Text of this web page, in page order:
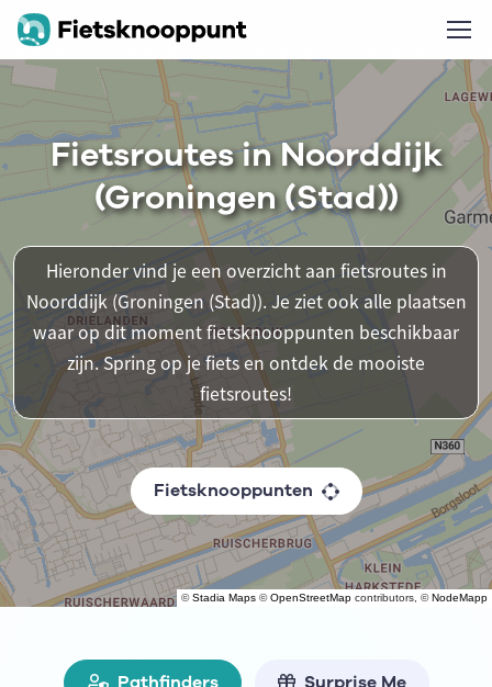
©Stadia Maps ©OpenStreetMap contributors, ©NodeMapp
Fietsroutes in Noorddijk
(Groningen (Stad))
Hieronder vind je een overzicht aan fietsroutes in
Noorddijk (Groningen (Stad)). Je ziet ook alle plaatsen
waar op dit moment fietsknooppunten beschikbaar
zijn. Spring op je fiets en ontdek de mooiste
fietsroutes!
Fietsknooppunten
Pathfinders Surprise Me